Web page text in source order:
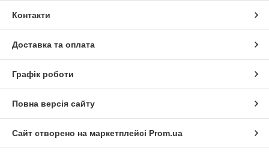
Контакти
Доставка та оплата
Графік роботи
Повна версія сайту
Сайт створено на маркетплейсі Prom.ua